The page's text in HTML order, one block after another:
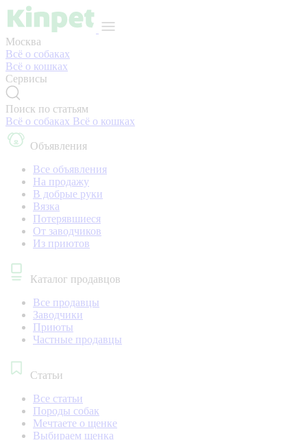
Москва
Всё о собаках
Всё о кошках
Сервисы
Поиск по статьям
Всё о собаках Всё о кошках
Объявления
Все объявления
На продажу
В добрые руки
Вязка
Потерявшиеся
От заводчиков
Из приютов
Каталог продавцов
Все продавцы
Заводчики
Приюты
Частные продавцы
Статьи
Все статьи
Породы собак
Мечтаете о щенке
Выбираем щенка